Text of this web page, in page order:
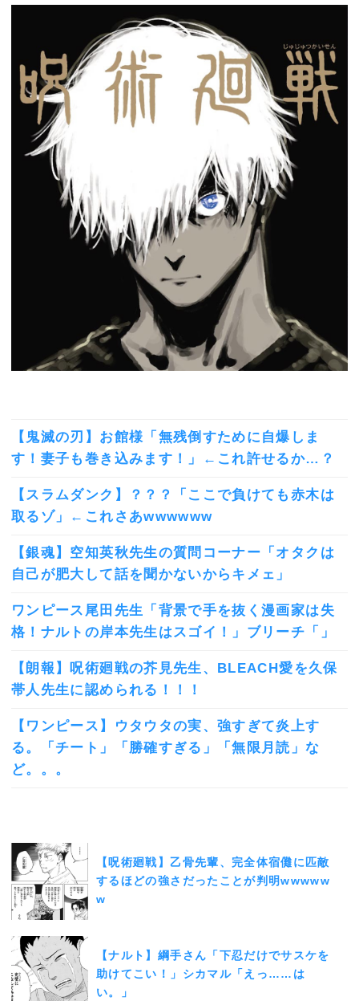
【鬼滅の刃】お館様「無残倒すために自爆しま
す！妻子も巻き込みます！」←これ許せるか…？
【スラムダンク】？？？「ここで負けても赤木は
取るゾ」←これさあwwwwww
【銀魂】空知英秋先生の質問コーナー「オタクは
自己が肥大して話を聞かないからキメェ」
ワンピース尾田先生「背景で手を抜く漫画家は失
格！ナルトの岸本先生はスゴイ！」ブリーチ「」
【朗報】呪術廻戦の芥見先生、BLEACH愛を久保
帯人先生に認められる！！！
【ワンピース】ウタウタの実、強すぎて炎上す
る。「チート」「勝確すぎる」「無限月読」な
ど。。。
【呪術廻戦】乙骨先輩、完全体宿儺に匹敵
するほどの強さだったことが判明wwwww
w
【ナルト】綱手さん「下忍だけでサスケを
助けてこい！」シカマル「えっ……は
い。」